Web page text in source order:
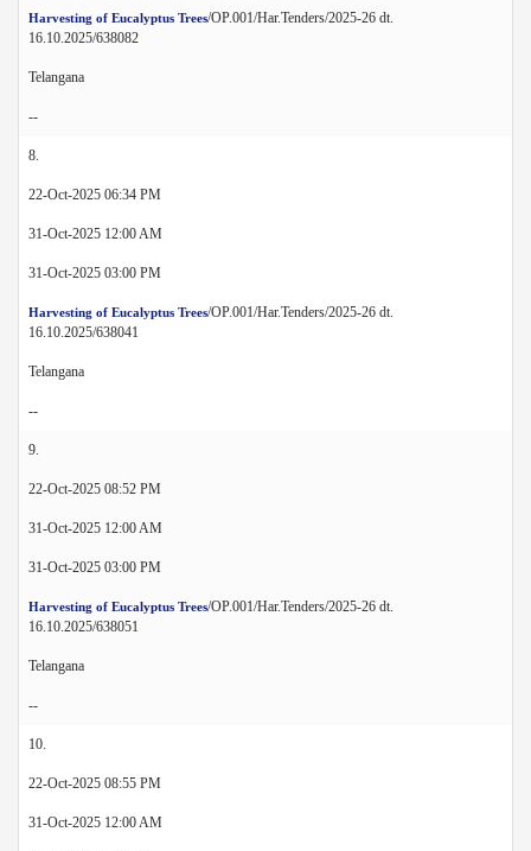
Harvesting of Eucalyptus Trees/OP.001/Har.Tenders/2025-26 dt.
16.10.2025/638082
Telangana
--
8.
22-Oct-2025 06:34 PM
31-Oct-2025 12:00 AM
31-Oct-2025 03:00 PM
Harvesting of Eucalyptus Trees/OP.001/Har.Tenders/2025-26 dt.
16.10.2025/638041
Telangana
--
9.
22-Oct-2025 08:52 PM
31-Oct-2025 12:00 AM
31-Oct-2025 03:00 PM
Harvesting of Eucalyptus Trees/OP.001/Har.Tenders/2025-26 dt.
16.10.2025/638051
Telangana
--
10.
22-Oct-2025 08:55 PM
31-Oct-2025 12:00 AM